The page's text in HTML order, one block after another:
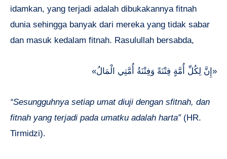
idamkan, yang terjadi adalah dibukakannya fitnah
dunia sehingga banyak dari mereka yang tidak sabar
dan masuk kedalam fitnah. Rasulullah bersabda,
«إِنَّ لِكُلِّ أُمَّةٍ فِتْنَةً وَفِتْنَةُ أُمَّتِي الْمَالُ»
“Sesungguhnya setiap umat diuji dengan sfitnah, dan
fitnah yang terjadi pada umatku adalah harta”(HR.
Tirmidzi).